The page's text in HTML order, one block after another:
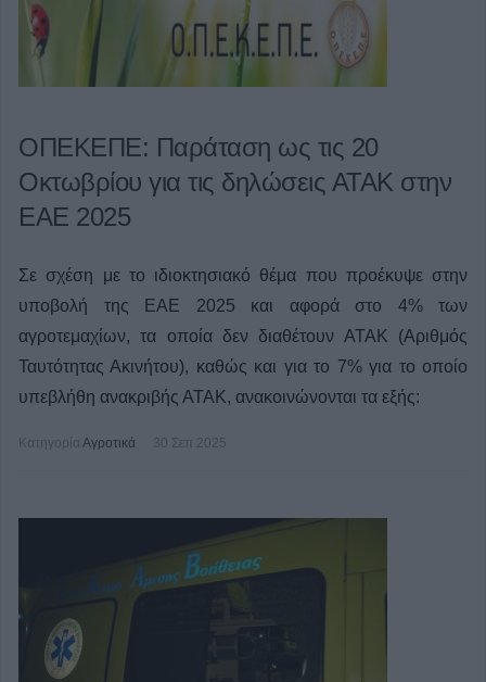
ΟΠΕΚΕΠΕ: Παράταση ως τις 20
Οκτωβρίου για τις δηλώσεις ΑΤΑΚ στην
ΕΑΕ 2025
Σε σχέση με το ιδιοκτησιακό θέμα που προέκυψε στην
υποβολή της ΕΑΕ 2025 και αφορά στο 4% των
αγροτεμαχίων, τα οποία δεν διαθέτουν ΑΤΑΚ (Αριθμός
Ταυτότητας Ακινήτου), καθώς και για το 7% για το οποίο
υπεβλήθη ανακριβής ΑΤΑΚ, ανακοινώνονται τα εξής:
Κατηγορία Αγροτικά 30 Σεπ 2025